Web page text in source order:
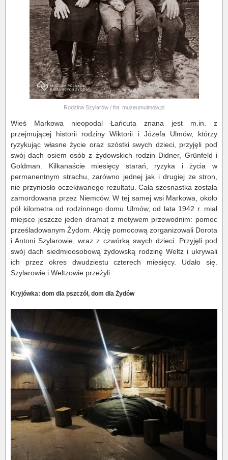
Rodzina Szylarów / fot. muzeumulmow.pl
Wieś Markowa nieopodal Łańcuta znana jest m.in. z
przejmującej historii rodziny Wiktorii i Józefa Ulmów, którzy
ryzykując własne życie oraz szóstki swych dzieci, przyjęli pod
swój dach osiem osób z żydowskich rodzin Didner, Grünfeld i
Goldman. Kilkanaście miesięcy starań, ryzyka i życia w
permanentnym strachu, zarówno jednej jak i drugiej ze stron,
nie przyniosło oczekiwanego rezultatu. Cała szesnastka została
zamordowana przez Niemców. W tej samej wsi Markowa, około
pół kilometra od rodzinnego domu Ulmów, od lata 1942 r. miał
miejsce jeszcze jeden dramat z motywem przewodnim: pomoc
prześladowanym Żydom. Akcję pomocową zorganizowali Dorota
i Antoni Szylarowie, wraz z czwórką swych dzieci. Przyjęli pod
swój dach siedmioosobową żydowską rodzinę Weltz i ukrywali
ich przez okres dwudziestu czterech miesięcy. Udało się.
Szylarowie i Weltzowie przeżyli.
Kryjówka: dom dla pszczół, dom dla Żydów